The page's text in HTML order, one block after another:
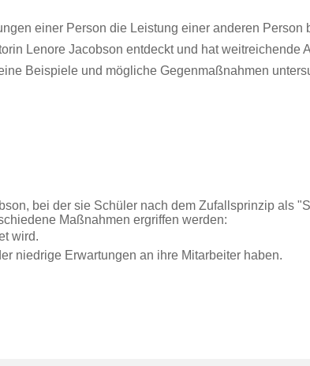
einer Person die Leistung einer anderen
Lenore Jacobson entdeckt und hat weitreichende
Beispiele und mögliche Gegenmaßnahmen
bei der sie Schüler nach dem Zufallsprinzip als
Maßnahmen ergriffen werden:
wird.
niedrige Erwartungen an ihre Mitarbeiter haben.